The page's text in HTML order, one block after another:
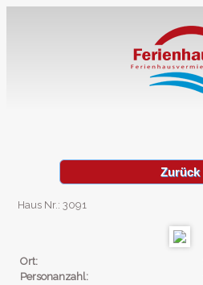
Zurück
Haus Nr.: 3091
Ort:
Personanzahl: